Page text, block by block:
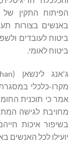
הפיתוח התקין של
באנשים בצורות
ביטוח לעובדים
ביטוח לאומי.
מקרו-כלכלי
מחויבת לגישה
בשיפור איכות
יועילו לכל האנשים